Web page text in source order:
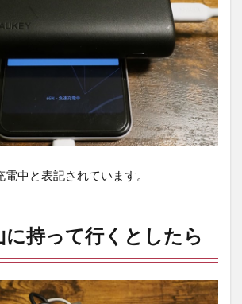
中と表記されています。
に持って行くとしたら